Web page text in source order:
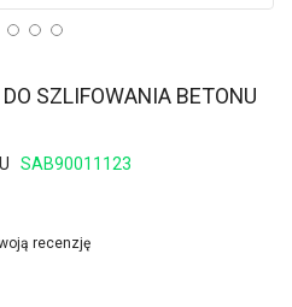
SZLIFOWANIA BETONU
SAB90011123
recenzję